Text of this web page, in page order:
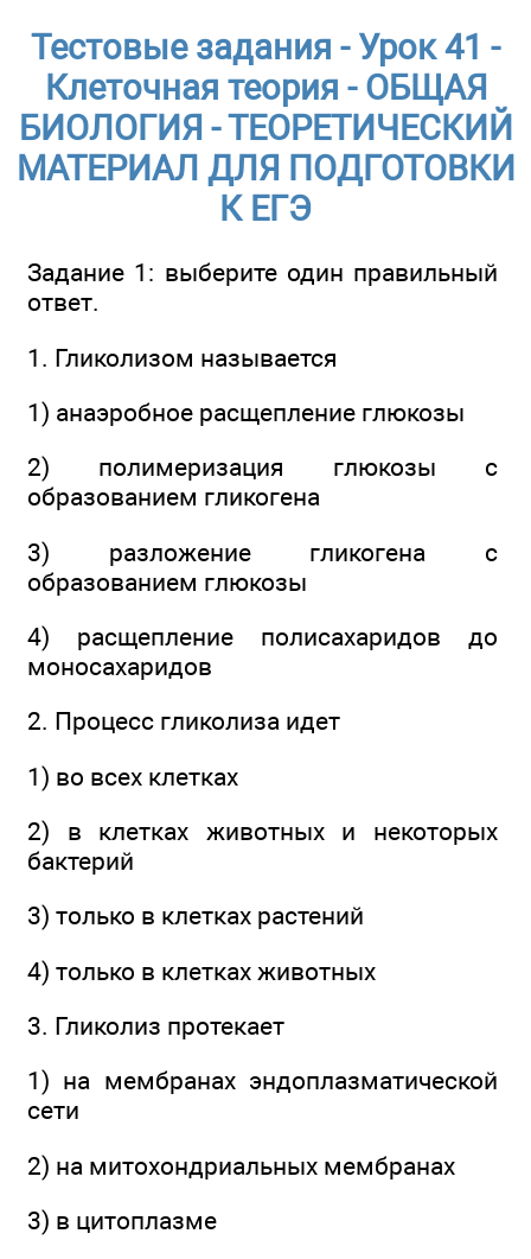
Тестовые задания - Урок 41 -
Клеточная теория - ОБЩАЯ
БИОЛОГИЯ - ТЕОРЕТИЧЕСКИЙ
МАТЕРИАЛ ДЛЯ ПОДГОТОВКИ
К ЕГЭ
Задание 1: выберите один правильный
ответ.
1. Гликолизом называется
1) анаэробное расщепление глюкозы
2) полимеризация глюкозы с
образованием гликогена
3) разложение гликогена с
образованием глюкозы
4) расщепление полисахаридов до
моносахаридов
2. Процесс гликолиза идет
1) во всех клетках
2) в клетках животных и некоторых
бактерий
3) только в клетках растений
4) только в клетках животных
3. Гликолиз протекает
1) на мембранах эндоплазматической
сети
2) на митохондриальных мембранах
3) в цитоплазме